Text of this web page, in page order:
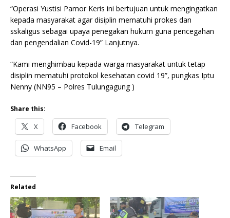
“Operasi Yustisi Pamor Keris ini bertujuan untuk mengingatkan
kepada masyarakat agar disiplin mematuhi prokes dan
sskaligus sebagai upaya penegakan hukum guna pencegahan
dan pengendalian Covid-19” Lanjutnya.
“Kami menghimbau kepada warga masyarakat untuk tetap
disiplin mematuhi protokol kesehatan covid 19”, pungkas Iptu
Nenny (NN95 – Polres Tulungagung )
Share this:
X Facebook Telegram
WhatsApp Email
Related